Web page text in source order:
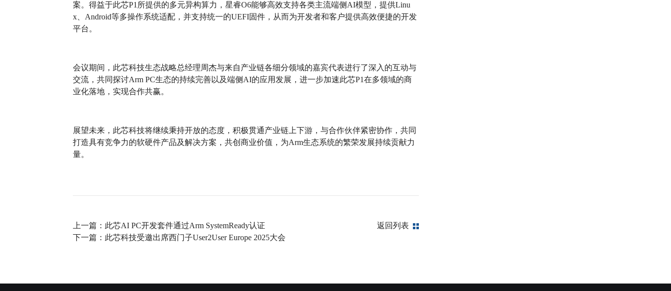
案。得益于此芯P1所提供的多元异构算力，星睿O6能够高效支持各类主流端侧AI模型，提供Linu
x、Android等多操作系统适配，并支持统一的UEFI固件，从而为开发者和客户提供高效便捷的开发
平台。
会议期间，此芯科技生态战略总经理周杰与来自产业链各细分领域的嘉宾代表进行了深入的互动与
交流，共同探讨Arm PC生态的持续完善以及端侧AI的应用发展，进一步加速此芯P1在多领域的商
业化落地，实现合作共赢。
展望未来，此芯科技将继续秉持开放的态度，积极贯通产业链上下游，与合作伙伴紧密协作，共同
打造具有竞争力的软硬件产品及解决方案，共创商业价值，为Arm生态系统的繁荣发展持续贡献力
量。
上一篇： 此芯AI PC开发套件通过Arm SystemReady认证
返回列表
下一篇： 此芯科技受邀出席西门子User2User Europe 2025大会